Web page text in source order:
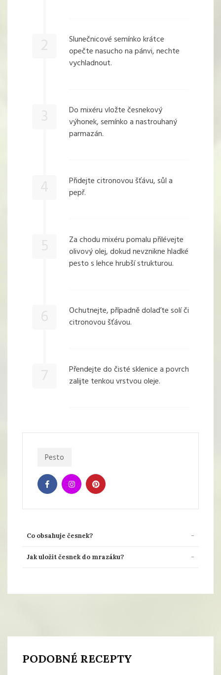
Slunečnicové semínko krátce
opečte nasucho na pánvi, nechte
vychladnout.
Do mixéru vložte česnekový
výhonek, semínko a nastrouhaný
parmazán.
Přidejte citronovou šťávu, sůl a
pepř.
Za chodu mixéru pomalu přilévejte
olivový olej, dokud nevznikne hladké
pesto s lehce hrubší strukturou.
Ochutnejte, případně dolaďte solí či
citronovou šťávou.
Přendejte do čisté sklenice a povrch
zalijte tenkou vrstvou oleje.
Pesto
Co obsahuje česnek?
Jak uložit česnek do mrazáku?
PODOBNÉ RECEPTY